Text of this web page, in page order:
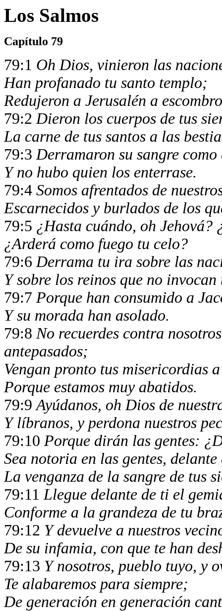
Los Salmos
Capítulo 79
79:1 Oh Dios, vinieron las
Han profanado tu santo templo;
Redujeron a Jerusalén a
79:2Dieron los cuerpos de tus
La carne de tus santos a las
79:3Derramaron su sangre
Y no hubo quien los enterrase.
79:4 Somos afrentados de
Escarnecidos y burlados de los
79:5 ¿Hasta cuándo, oh Jehová?
¿Arderá como fuego tu celo?
79:6Derrama tu ira sobre las
Y sobre los reinos que no invocan
79:7 Porque han consumido a
Y su morada han asolado.
79:8No recuerdes contra
antepasados;
Vengan pronto tus misericordias
Porque estamos muy abatidos.
79:9Ayúdanos, oh Dios de
Y líbranos, y perdona nuestros
79:10 Porque dirán las gentes:
Sea notoria en las gentes, delante
La venganza de la sangre de tus
79:11Llegue delante de ti el
Conforme a la grandeza de tu
79:12 Y devuelve a nuestros
De su infamia, con que te han
79:13 Y nosotros, pueblo tuyo, y
Te alabaremos para siempre;
De generación en generación